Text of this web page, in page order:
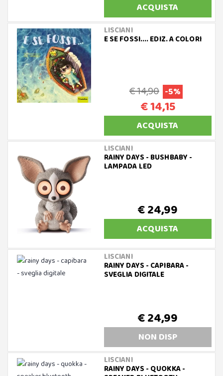
ACQUISTA
LISCIANI
E SE FOSSI.... EDIZ. A COLORI
€ 14,90 -5%
€ 14,15
ACQUISTA
LISCIANI
RAINY DAYS - BUSHBABY -
LAMPADA LED
€ 24,99
ACQUISTA
LISCIANI
RAINY DAYS - CAPIBARA -
SVEGLIA DIGITALE
€ 24,99
NON DISP
LISCIANI
RAINY DAYS - QUOKKA -